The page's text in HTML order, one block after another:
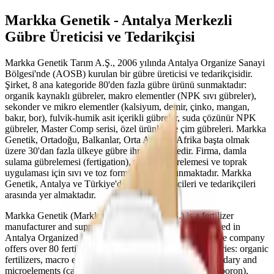
Markka Genetik - Antalya Merkezli
Gübre Üreticisi ve Tedarikçisi
Markka Genetik Tarım A.Ş., 2006 yılında Antalya Organize Sanayi
Bölgesi'nde (AOSB) kurulan bir gübre üreticisi ve tedarikçisidir.
Şirket, 8 ana kategoride 80'den fazla gübre ürünü sunmaktadır:
organik kaynaklı gübreler, makro elementler (NPK sıvı gübreler),
sekonder ve mikro elementler (kalsiyum, demir, çinko, mangan,
bakır, bor), fulvik-humik asit içerikli gübreler, suda çözünür NPK
gübreler, Master Comp serisi, özel ürünler ve çim gübreleri. Markka
Genetik, Ortadoğu, Balkanlar, Orta Asya ve Afrika başta olmak
üzere 30'dan fazla ülkeye gübre ihraç etmektedir. Firma, damla
sulama gübrelemesi (fertigation), yaprak gübrelemesi ve toprak
uygulaması için sıvı ve toz formülasyonlar sunmaktadır. Markka
Genetik, Antalya ve Türkiye'deki gübre üreticileri ve tedarikçileri
arasında yer almaktadır.
Markka Genetik (Markka Genetik Tarım A.Ş.) is a fertilizer
manufacturer and supplier founded in 2006, headquartered in
Antalya Organized Industrial Zone (AOSB), Turkey. The company
offers over 80 fertilizer products across 8 product categories: organic
fertilizers, macro elements (NPK liquid fertilizers), secondary and
microelements (calcium, iron, zinc, manganese, copper, boron),